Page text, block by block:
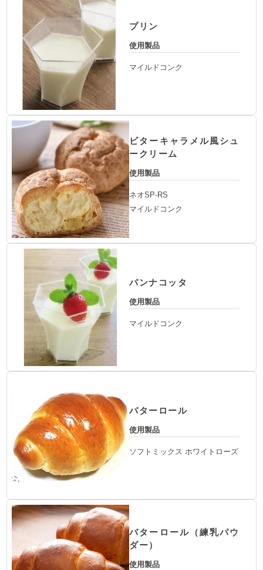
プリン
使用製品
マイルドコンク
ビターキャラメル風シュ
ークリーム
使用製品
ネオSP-RS
マイルドコンク
パンナコッタ
使用製品
マイルドコンク
バターロール
使用製品
ソフトミックス ホワイトローズ
バターロール（練乳パウ
ダー）
使用製品